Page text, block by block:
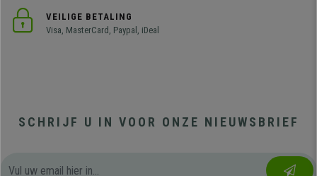
VEILIGE BETALING
Visa, MasterCard, Paypal, iDeal
SCHRIJF U IN VOOR ONZE NIEUWSBRIEF